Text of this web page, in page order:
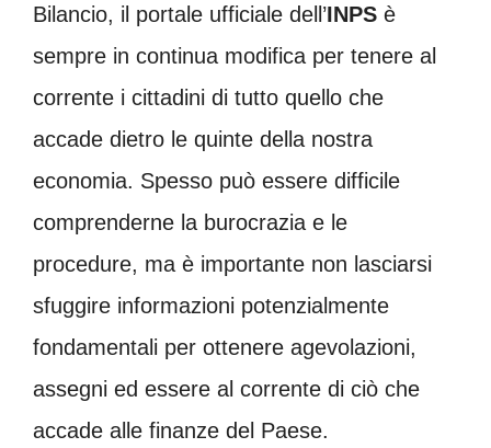
Bilancio, il portale ufficiale dell’INPS è
sempre in continua modifica per tenere al
corrente i cittadini di tutto quello che
accade dietro le quinte della nostra
economia. Spesso può essere difficile
comprenderne la burocrazia e le
procedure, ma è importante non lasciarsi
sfuggire informazioni potenzialmente
fondamentali per ottenere agevolazioni,
assegni ed essere al corrente di ciò che
accade alle finanze del Paese.